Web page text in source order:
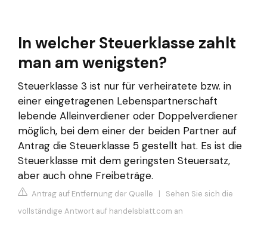
In welcher Steuerklasse zahlt
man am wenigsten?
Steuerklasse 3 ist nur für verheiratete bzw. in
einer eingetragenen Lebenspartnerschaft
lebende Alleinverdiener oder Doppelverdiener
möglich, bei dem einer der beiden Partner auf
Antrag die Steuerklasse 5 gestellt hat. Es ist die
Steuerklasse mit dem geringsten Steuersatz,
aber auch ohne Freibeträge.
Antrag auf Entfernung der Quelle | Sehen Sie sich die
vollständige Antwort auf handelsblatt.com an